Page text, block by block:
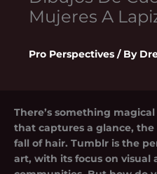
Mujeres A
Pro Perspectives / By
There’s something
that captures a glance,
fall of hair. Tumblr is the
art, with its focus on visual